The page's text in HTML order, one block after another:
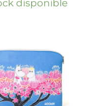
disponible